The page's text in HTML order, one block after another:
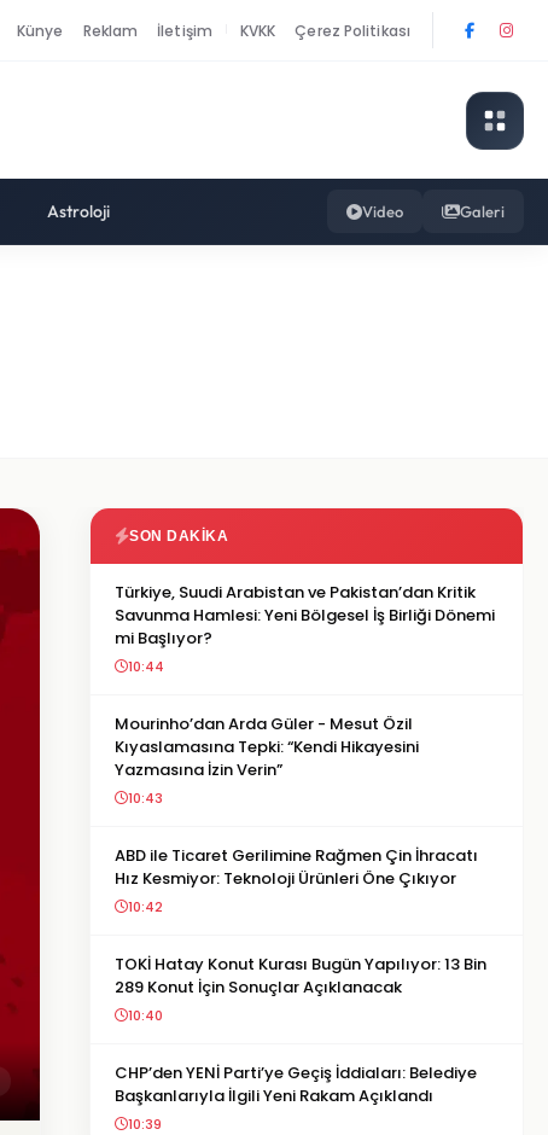
Künye Reklam İletişim KVKK Çerez Politikası
Astroloji Video Galeri
SON DAKIKA
Türkiye, Suudi Arabistan ve Pakistan’dan Kritik
Savunma Hamlesi: Yeni Bölgesel İş Birliği Dönemi
mi Başlıyor?
10:44
Mourinho’dan Arda Güler - Mesut Özil
Kıyaslamasına Tepki: “Kendi Hikayesini
Yazmasına İzin Verin”
10:43
ABD ile Ticaret Gerilimine Rağmen Çin İhracatı
Hız Kesmiyor: Teknoloji Ürünleri Öne Çıkıyor
10:42
TOKİ Hatay Konut Kurası Bugün Yapılıyor: 13 Bin
289 Konut İçin Sonuçlar Açıklanacak
10:40
CHP’den YENİ Parti’ye Geçiş İddiaları: Belediye
Başkanlarıyla İlgili Yeni Rakam Açıklandı
10:39